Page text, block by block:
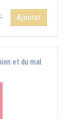
Ajouter
et du mal